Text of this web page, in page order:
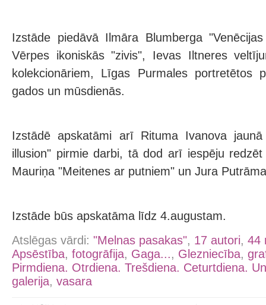
Izstāde piedāvā Ilmāra Blumberga
Vērpes ikoniskās "zivis", Ievas Iltneres
kolekcionāriem, Līgas Purmales portretētos
gados un mūsdienās.
Izstādē apskatāmi arī Rituma Ivanova
illusion" pirmie darbi, tā dod arī iespēju
Mauriņa "Meitenes ar putniem" un Jura
Izstāde būs apskatāma līdz 4.augustam.
Atslēgas vārdi: "Melnas pasakas", 17 autori, 44
Apsēstība, fotogrāfija, Gaga..., Glezniecība,
Pirmdiena. Otrdiena. Trešdiena. Ceturtdiena.
galerija, vasara